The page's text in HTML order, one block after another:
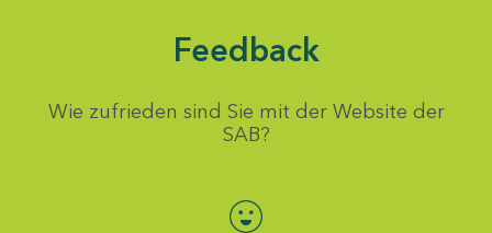
Feedback
Wie zufrieden sind Sie mit der Website der
SAB?
Bewertung auswählen